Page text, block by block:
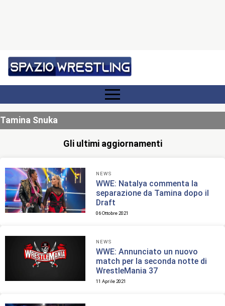
Tamina Snuka
Gli ultimi aggiornamenti
NEWS
WWE: Natalya commenta la
separazione da Tamina dopo il
Draft
06 Ottobre 2021
NEWS
WWE: Annunciato un nuovo
match per la seconda notte di
WrestleMania 37
11 Aprile 2021